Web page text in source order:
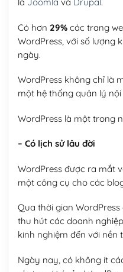
là Joomla và Drupal.
Có hơn 29%các trang
WordPress, với số lượng
ngày.
WordPress không chỉ là
một hệ thống quản lý
WordPress là một trong
– Có lịch sử lâu đời
WordPress được ra mắt
một công cụ cho các
Qua thời gian
thu hút các doanh
kinh nghiệm đến với nền
Ngày nay, có không ít